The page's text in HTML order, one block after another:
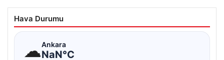
Hava Durumu
☁Ankara
NaN°C